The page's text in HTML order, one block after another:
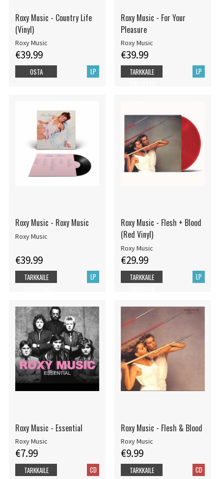
Roxy Music - Country Life
(Vinyl)
Roxy Music
€39.99
LP
OSTA
Roxy Music - For Your
Pleasure
Roxy Music
€39.99
LP
TARKKAILE
Roxy Music - Roxy Music
Roxy Music
€39.99
LP
TARKKAILE
Roxy Music - Flesh + Blood
(Red Vinyl)
Roxy Music
€29.99
LP
TARKKAILE
Roxy Music - Essential
Roxy Music
€7.99
CD
TARKKAILE
Roxy Music - Flesh & Blood
Roxy Music
€9.99
CD
TARKKAILE